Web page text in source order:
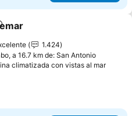
a favoritos
1.424
a 16.7 km de: San Antonio
climatizada con vistas al marVer